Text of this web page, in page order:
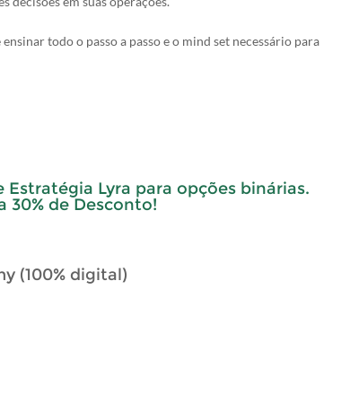
todo o passo a passo e o mind set necessário para
Lyra para opções binárias.
30% de Desconto!
(100% digital)